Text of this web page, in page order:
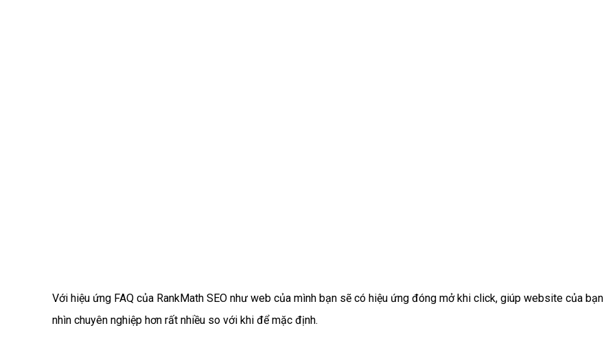
Với hiệu ứng FAQ của RankMath SEO như web của mình bạn sẽ có hiệu ứng đóng mở khi click, giúp website của bạn
nhìn chuyên nghiệp hơn rất nhiều so với khi để mặc định.